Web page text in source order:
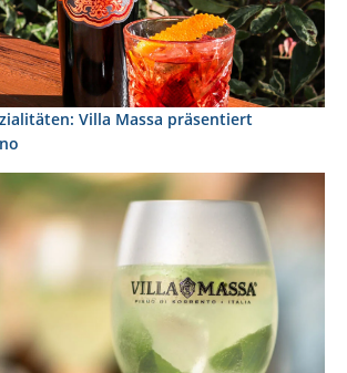
Villa Massa präsentiert